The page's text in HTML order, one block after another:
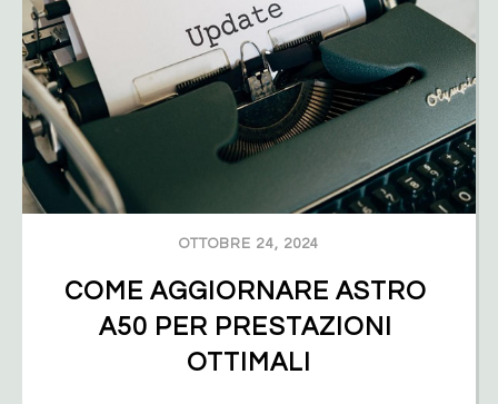
OTTOBRE 24, 2024
COME AGGIORNARE ASTRO
A50 PER PRESTAZIONI
OTTIMALI